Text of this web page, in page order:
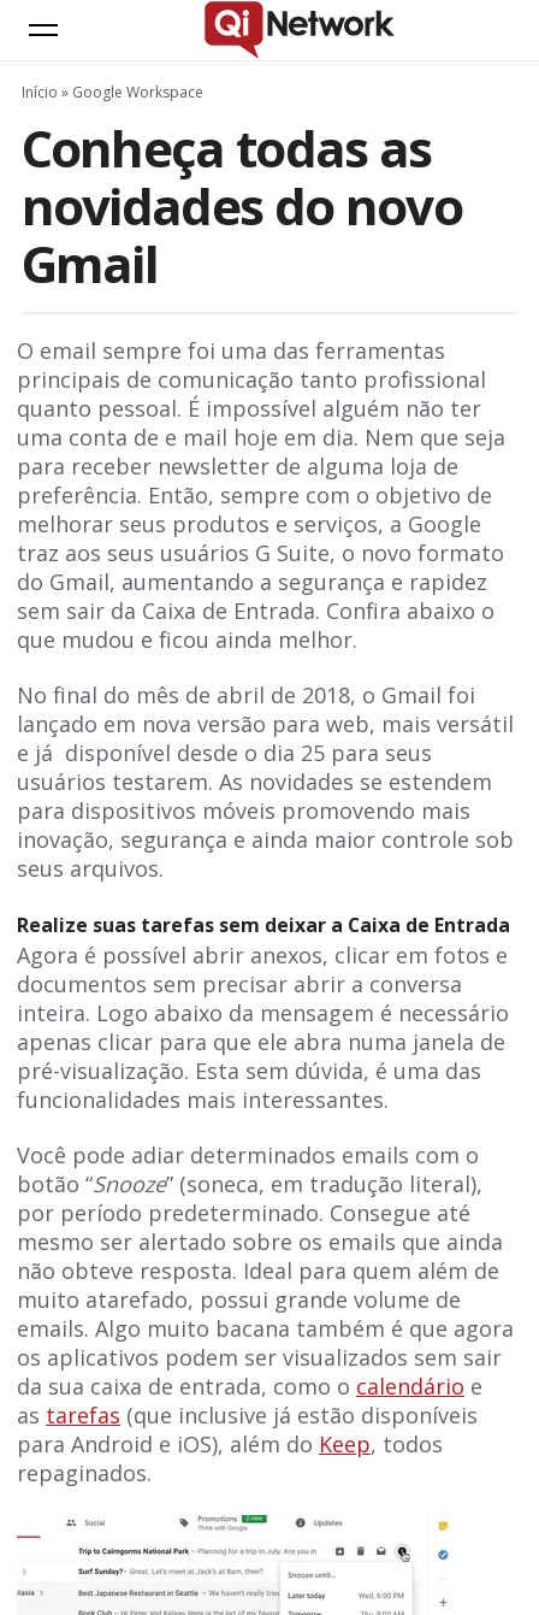
Início » Google Workspace
Conheça todas as
novidades do novo
Gmail
O email sempre foi uma das ferramentas
principais de comunicação tanto profissional
quanto pessoal. É impossível alguém não ter
uma conta de e mail hoje em dia. Nem que seja
para receber newsletter de alguma loja de
preferência. Então, sempre com o objetivo de
melhorar seus produtos e serviços, a Google
traz aos seus usuários G Suite, o novo formato
do Gmail, aumentando a segurança e rapidez
sem sair da Caixa de Entrada. Confira abaixo o
que mudou e ficou ainda melhor.
No final do mês de abril de 2018, o Gmail foi
lançado em nova versão para web, mais versátil
e já disponível desde o dia 25 para seus
usuários testarem. As novidades se estendem
para dispositivos móveis promovendo mais
inovação, segurança e ainda maior controle sob
seus arquivos.
Realize suas tarefas sem deixar a Caixa de Entrada
Agora é possível abrir anexos, clicar em fotos e
documentos sem precisar abrir a conversa
inteira. Logo abaixo da mensagem é necessário
apenas clicar para que ele abra numa janela de
pré-visualização. Esta sem dúvida, é uma das
funcionalidades mais interessantes.
Você pode adiar determinados emails com o
botão “Snooze” (soneca, em tradução literal),
por período predeterminado. Consegue até
mesmo ser alertado sobre os emails que ainda
não obteve resposta. Ideal para quem além de
muito atarefado, possui grande volume de
emails. Algo muito bacana também é que agora
os aplicativos podem ser visualizados sem sair
da sua caixa de entrada, como o calendário e
as tarefas (que inclusive já estão disponíveis
para Android e iOS), além do Keep, todos
repaginados.